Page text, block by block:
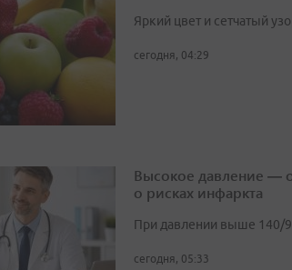
Яркий цвет и сетчатый
сегодня, 04:29
Высокое давление —
о рисках инфаркта
При давлении выше 140/
сегодня, 05:33